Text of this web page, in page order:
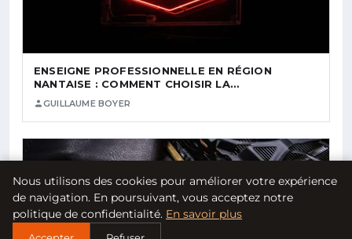
ENSEIGNE PROFESSIONNELLE EN RÉGION
NANTAISE : COMMENT CHOISIR LA…
GUILLAUME BOYER
Nous utilisons des cookies pour améliorer votre expérience
de navigation. En poursuivant, vous acceptez notre
politique de confidentialité. En savoir plus